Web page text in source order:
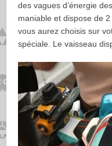
des vagues d’énergie
maniable et dispose de
vous aurez choisis sur
spéciale. Le vaisseau